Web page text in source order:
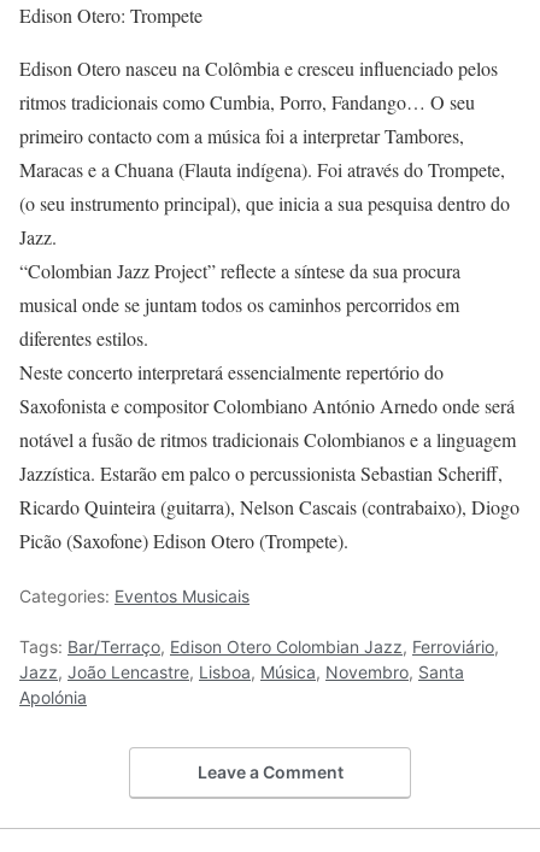
Edison Otero: Trompete
Edison Otero nasceu na Colômbia e cresceu influenciado pelos
ritmos tradicionais como Cumbia, Porro, Fandango… O seu
primeiro contacto com a música foi a interpretar Tambores,
Maracas e a Chuana (Flauta indígena). Foi através do Trompete,
(o seu instrumento principal), que inicia a sua pesquisa dentro do
Jazz.
“Colombian Jazz Project” reflecte a síntese da sua procura
musical onde se juntam todos os caminhos percorridos em
diferentes estilos.
Neste concerto interpretará essencialmente repertório do
Saxofonista e compositor Colombiano António Arnedo onde será
notável a fusão de ritmos tradicionais Colombianos e a linguagem
Jazzística. Estarão em palco o percussionista Sebastian Scheriff,
Ricardo Quinteira (guitarra), Nelson Cascais (contrabaixo), Diogo
Picão (Saxofone) Edison Otero (Trompete).
Categories: Eventos Musicais
Tags: Bar/Terraço, Edison Otero Colombian Jazz, Ferroviário,
Jazz, João Lencastre, Lisboa, Música, Novembro, Santa
Apolónia
Leave a Comment